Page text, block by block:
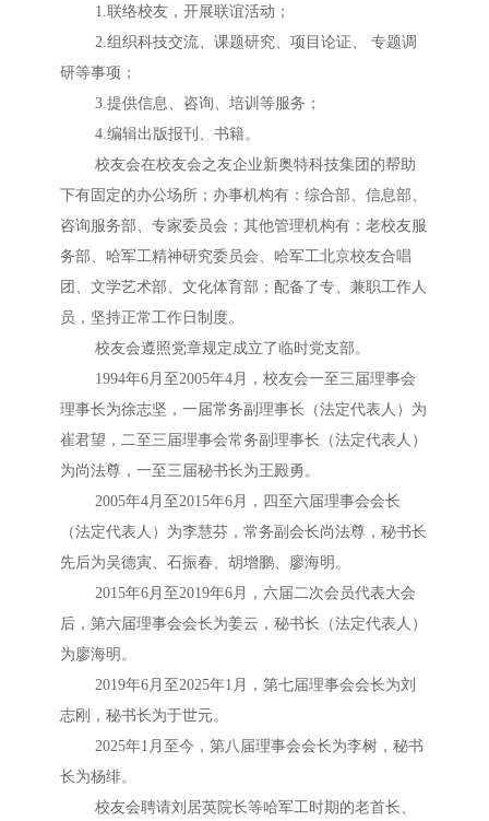
1.联络校友，开展联谊活动；
2.组织科技交流、课题研究、项目论证、 专题调
研等事项；
3.提供信息、咨询、培训等服务；
4.编辑出版报刊、书籍。
校友会在校友会之友企业新奥特科技集团的帮助
下有固定的办公场所；办事机构有：综合部、信息部、
咨询服务部、专家委员会；其他管理机构有：老校友服
务部、哈军工精神研究委员会、哈军工北京校友合唱
团、文学艺术部、文化体育部；配备了专、兼职工作人
员，坚持正常工作日制度。
校友会遵照党章规定成立了临时党支部。
1994年6月至2005年4月，校友会一至三届理事会
理事长为徐志坚，一届常务副理事长（法定代表人）为
崔君望，二至三届理事会常务副理事长（法定代表人）
为尚法尊，一至三届秘书长为王殿勇。
2005年4月至2015年6月，四至六届理事会会长
（法定代表人）为李慧芬，常务副会长尚法尊，秘书长
先后为吴德寅、石振春、胡增鹏、廖海明。
2015年6月至2019年6月，六届二次会员代表大会
后，第六届理事会会长为姜云，秘书长（法定代表人）
为廖海明。
2019年6月至2025年1月，第七届理事会会长为刘
志刚，秘书长为于世元。
2025年1月至今，第八届理事会会长为李树，秘书
长为杨绯。
校友会聘请刘居英院长等哈军工时期的老首长、